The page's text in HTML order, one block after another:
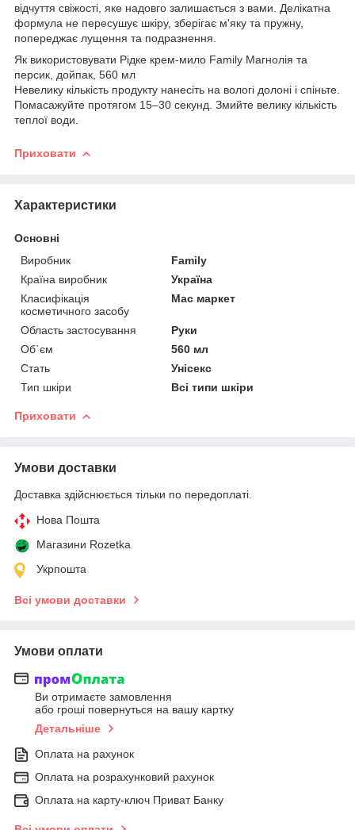
відчуття свіжості, яке надовго залишається з вами. Делікатна
формула не пересушує шкіру, зберігає м'яку та пружну,
попереджає лущення та подразнення.
Як використовувати Рідке крем-мило Family Магнолія та
персик, дойпак, 560 мл
Невелику кількість продукту нанесіть на вологі долоні і спіньте.
Помасажуйте протягом 15–30 секунд. Змийте велику кількість
теплої води.
Приховати
Характеристики
Основні
Виробник
Family
Країна виробник
Україна
Класифікація
косметичного засобу
Мас маркет
Область застосування
Руки
Об`єм
560 мл
Стать
Унісекс
Тип шкіри
Всі типи шкіри
Приховати
Умови доставки
Доставка здійснюється тільки по передоплаті.
Нова Пошта
Магазини Rozetka
Укрпошта
Всі умови доставки
Умови оплати
Ви отримаєте замовлення
або гроші повернуться на вашу картку
Детальніше
Оплата на рахунок
Оплата на розрахунковий рахунок
Оплата на карту-ключ Приват Банку